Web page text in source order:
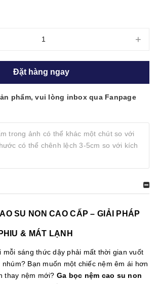
+
Đặt hàng ngay
phẩm, vui lòng inbox qua Fanpage
trong ảnh có thể khác một chút so với
có thể chênh lệch 3-5cm so với kích
SU NON CAO CẤP – GIẢI PHÁP
& MÁT LẠNH
mỗi sáng thức dậy phải mất thời gian vuốt
Bạn muốn một chiếc nệm êm ái hơn
thay nệm mới? Ga bọc nệm cao su non